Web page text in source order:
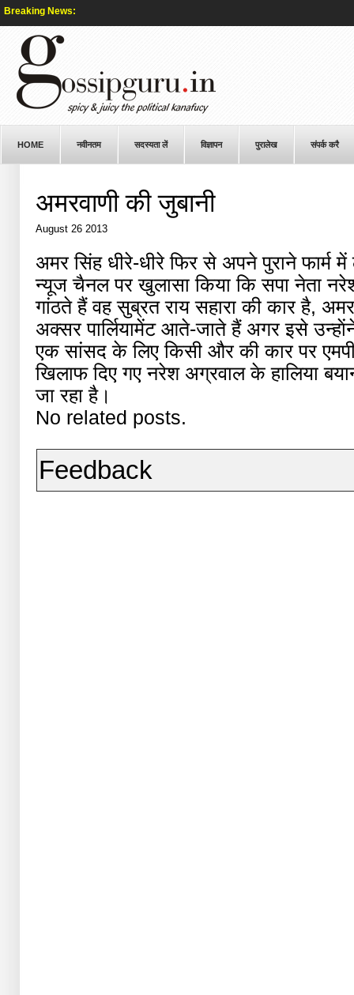
Breaking News:
HOME नवीनतम सदस्यता लें विज्ञापन पुरालेख संपर्क करै
अमरवाणी की जुबानी
August 26 2013
अमर सिंह धीरे-धीरे फिर से अपने पुराने फार्म
न्यूज चैनल पर खुलासा किया कि सपा नेता
गांठते हैं वह सुब्रत राय सहारा की कार है,
अक्सर पार्लियामेंट आते-जाते हैं अगर इसे
एक सांसद के लिए किसी और की कार पर
खिलाफ दिए गए नरेश अग्रवाल के हालिया
जा रहा है।
No related posts.
Feedback